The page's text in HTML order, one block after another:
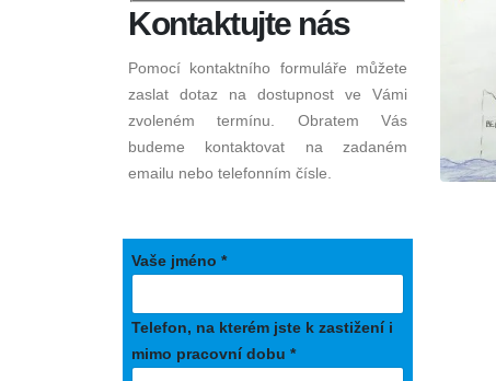
Kontaktujtenás
Pomocí kontaktního formuláře můžete
zaslat dotaz na dostupnost ve Vámi
zvoleném termínu. Obratem Vás
budeme kontaktovat na zadaném
emailu nebo telefonním čísle.
Vaše jméno *
Telefon, na kterém jste k zastižení i
mimo pracovní dobu *